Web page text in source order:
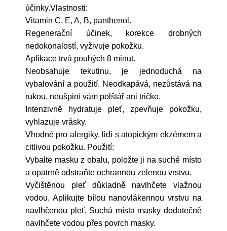
účinky.Vlastnosti:
Vitamin C, E, A, B, panthenol.
Regenerační účinek, korekce drobných
nedokonalostí, vyživuje pokožku.
Aplikace trvá pouhých 8 minut.
Neobsahuje tekutinu, je jednoduchá na
vybalování a použití. Neodkapává, nezůstává na
rukou, neušpiní vám polštář ani tričko.
Intenzivně hydratuje pleť, zpevňuje pokožku,
vyhlazuje vrásky.
Vhodné pro alergiky, lidi s atopickým ekzémem a
citlivou pokožku. Použití:
Vybalte masku z obalu, položte ji na suché místo
a opatrně odstraňte ochrannou zelenou vrstvu.
Vyčištěnou pleť důkladně navlhčete vlažnou
vodou. Aplikujte bílou nanovlákennou vrstvu na
navlhčenou pleť. Suchá místa masky dodatečně
navlhčete vodou přes povrch masky.